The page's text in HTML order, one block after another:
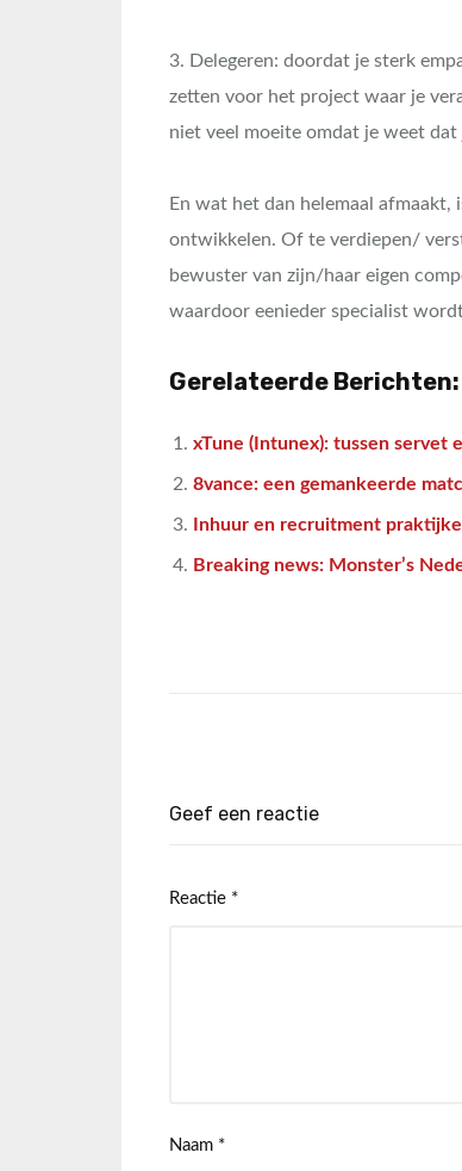
3. Delegeren: doordat je sterk
zetten voor het project waar je
niet veel moeite omdat je weet
En wat het dan helemaal
ontwikkelen. Of te verdiepen/
bewuster van zijn/haar eigen
waardoor eenieder specialist
Gerelateerde Berichten:
xTune (Intunex): tussen servet
8vance: een gemankeerde
Inhuur en recruitment
Breaking news: Monster’s
Geef een reactie
Reactie *
Naam *